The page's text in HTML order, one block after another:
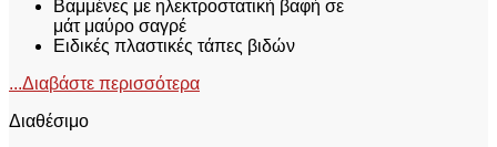
Βαμμένες με ηλεκτροστατική βαφή σε
μάτ μαύρο σαγρέ
Ειδικές πλαστικές τάπες βιδών
...Διαβάστε περισσότερα
Διαθέσιμο